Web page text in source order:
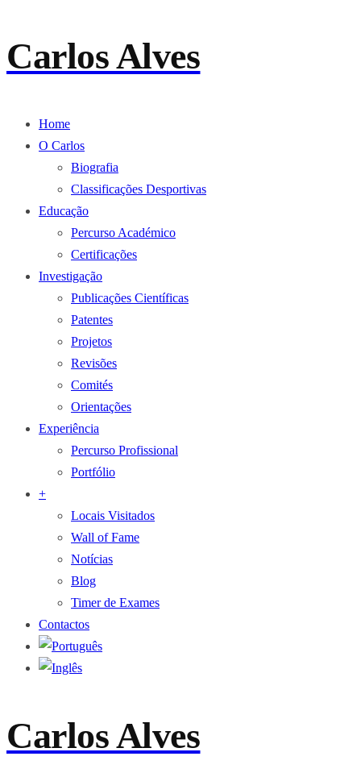
Carlos Alves
Home
O Carlos
Biografia
Classificações Desportivas
Educação
Percurso Académico
Certificações
Investigação
Publicações Científicas
Patentes
Projetos
Revisões
Comités
Orientações
Experiência
Percurso Profissional
Portfólio
+
Locais Visitados
Wall of Fame
Notícias
Blog
Timer de Exames
Contactos
Carlos Alves